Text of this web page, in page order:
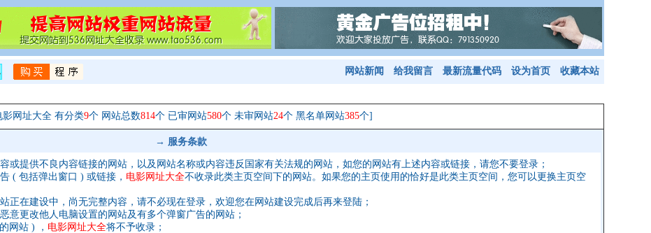
网站新闻 给我留言 最新流量代码 设为首页 收藏本站
影网址大全 有分类9个 网站总数814个 已审网站580个 未审网站24个 黑名单网站385个]
→ 服务条款
或提供不良内容链接的网站，以及网站名称或内容违反国家有关法规的网站，如您的网站有上述内容或链接，请您不要登录；
( 包括弹出窗口 ) 或链接， 电影网址大全不收录此类主页空间下的网站。如果您的主页使用的恰好是此类主页空间，您可以更换主页空
正在建设中，尚无完整内容，请不必现在登录，欢迎您在网站建设完成后再来登陆；
意更改他人电脑设置的网站及有多个弹窗广告的网站；
网站 ) ， 电影网址大全将不予收录；